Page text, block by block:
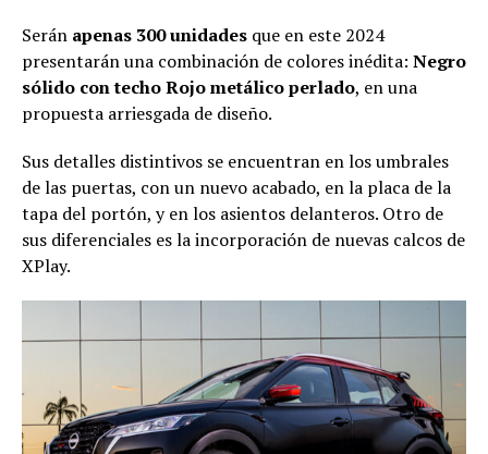
Serán apenas 300 unidades que en este 2024
presentarán una combinación de colores inédita: Negro
sólido con techo Rojo metálico perlado, en una
propuesta arriesgada de diseño.
Sus detalles distintivos se encuentran en los umbrales
de las puertas, con un nuevo acabado, en la placa de la
tapa del portón, y en los asientos delanteros. Otro de
sus diferenciales es la incorporación de nuevas calcos de
XPlay.